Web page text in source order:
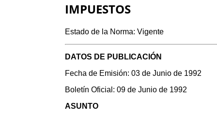
IMPUESTOS
Estado de la Norma: Vigente
DATOS DE PUBLICACIÓN
Fecha de Emisión: 03 de Junio de 1992
Boletín Oficial: 09 de Junio de 1992
ASUNTO